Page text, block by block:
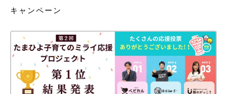
キャンペーン